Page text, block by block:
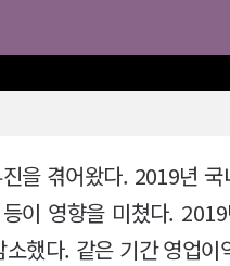
을 겪어왔다. 2019년
이 영향을 미쳤다.
했다. 같은 기간 영업이